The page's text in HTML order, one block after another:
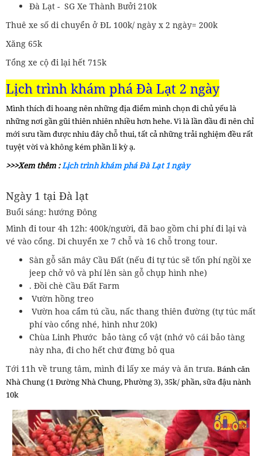
Đà Lạt - SG Xe Thành Bưởi 210k
Thuê xe số di chuyển ở ĐL 100k/ ngày x 2 ngày= 200k
Xăng 65k
Tổng xe cộ đi lại hết 715k
Lịch trình khám phá Đà Lạt 2 ngày
Mình thích đi hoang nên những địa điểm mình chọn đi chủ yếu là
những nơi gần gũi thiên nhiên nhiều hơn hehe. Vì là lần đầu đi nên chỉ
mới sưu tầm được nhiu đây chỗ thui, tất cả những trải nghiệm đều rất
tuyệt vời và không kém phần li kỳ ạ.
>>>Xem thêm :Lịch trình khám phá Đà Lạt 1 ngày
Ngày 1 tại Đà lạt
Buổi sáng: hướng Đông
Mình đi tour 4h 12h: 400k/người, đã bao gồm chi phí đi lại và
vé vào cổng. Di chuyển xe 7 chỗ và 16 chỗ trong tour.
Sàn gỗ săn mây Cầu Đất (nếu đi tự túc sẽ tốn phí ngồi xe
jeep chở vô và phí lên sàn gỗ chụp hình nhe)
. Đồi chè Cầu Đất Farm
Vườn hồng treo
Vườn hoa cẩm tú cầu, nấc thang thiên đường (tự túc mất
phí vào cổng nhé, hình như 20k)
Chùa Linh Phước bảo tàng cổ vật (nhớ vô cái bảo tàng
này nha, đi cho hết chứ đừng bỏ qua
Tới 11h về trung tâm, mình đi lấy xe máy và ăn trưa. Bánh căn
Nhà Chung (1 Đường Nhà Chung, Phường 3), 35k/ phần, sữa đậu nành
10k